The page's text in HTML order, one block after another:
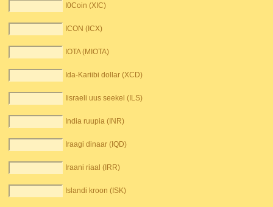
I0Coin (XIC)
ICON (ICX)
IOTA (MIOTA)
Ida-Kariibi dollar (XCD)
Iisraeli uus seekel (ILS)
India ruupia (INR)
Iraagi dinaar (IQD)
Iraani riaal (IRR)
Islandi kroon (ISK)